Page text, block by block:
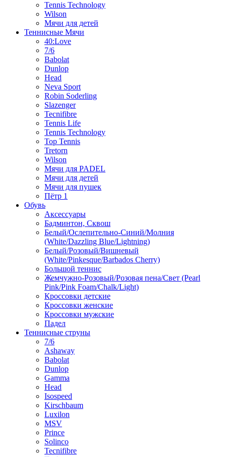
Tennis Technology
Wilson
Мячи для детей
Теннисные Мячи
40:Love
7/6
Babolat
Dunlop
Head
Neva Sport
Robin Soderling
Slazenger
Tecnifibre
Tennis Life
Tennis Technology
Top Tennis
Tretorn
Wilson
Мячи для PADEL
Мячи для детей
Мячи для пушек
Пётр 1
Обувь
Аксессуары
Бадминтон, Сквош
Белый/Ослепительно-Синий/Молния
(White/Dazzling Blue/Lightning)
Белый/Розовый/Вишневый
(White/Pinkesque/Barbados Cherry)
Большой теннис
Жемчужно-Розовый/Розовая пена/Свет (Pearl
Pink/Pink Foam/Chalk/Light)
Кроссовки детские
Кроссовки женские
Кроссовки мужские
Падел
Теннисные струны
7/6
Ashaway
Babolat
Dunlop
Gamma
Head
Isospeed
Kirschbaum
Luxilon
MSV
Prince
Solinco
Tecnifibre